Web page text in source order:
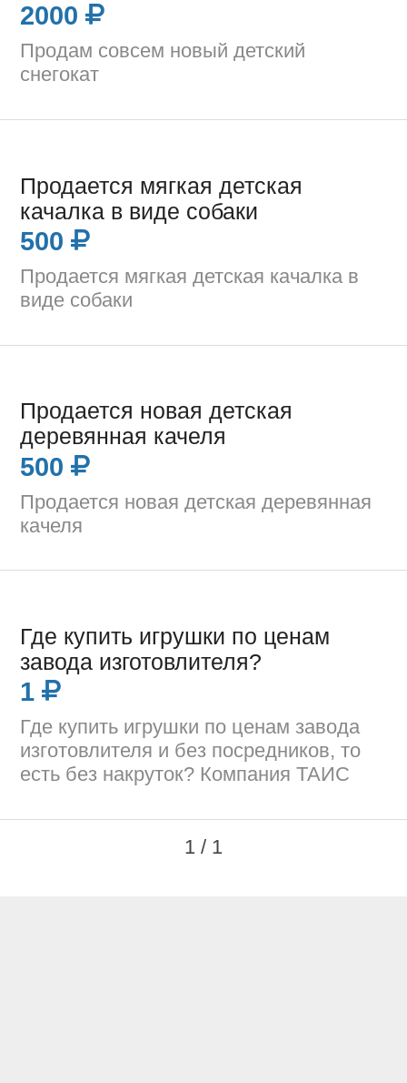
2000
Продам совсем новый детский
снегокат
Продается мягкая детская
качалка в виде собаки
500
Продается мягкая детская качалка в
виде собаки
Продается новая детская
деревянная качеля
500
Продается новая детская деревянная
качеля
Где купить игрушки по ценам
завода изготовлителя?
1
Где купить игрушки по ценам завода
изготовлителя и без посредников, то
есть без накруток? Компания ТАИС
1 / 1